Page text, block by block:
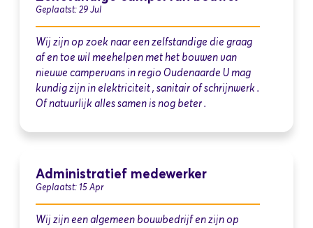
Geplaatst: 29 Jul
Wij zijn op zoek naar een zelfstandige die graag
af en toe wil meehelpen met het bouwen van
nieuwe campervans in regio Oudenaarde U mag
kundig zijn in elektriciteit , sanitair of schrijnwerk .
Of natuurlijk alles samen is nog beter .
Administratief medewerker
Geplaatst: 15 Apr
Wij zijn een algemeen bouwbedrijf en zijn op